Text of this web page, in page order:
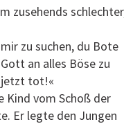
zusehends
zu suchen, du Bote
an alles Böse zu
jetzt tot!«
Kind vom Schoß der
Er legte den Jungen